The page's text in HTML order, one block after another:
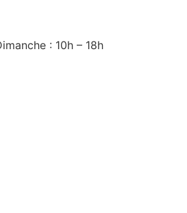
: 10h – 18h